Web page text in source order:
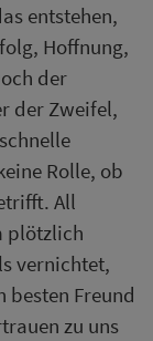
entstehen,
Hoffnung,
der
der Zweifel,
Rolle, ob
All
plötzlich
vernichtet,
besten Freund
zu uns